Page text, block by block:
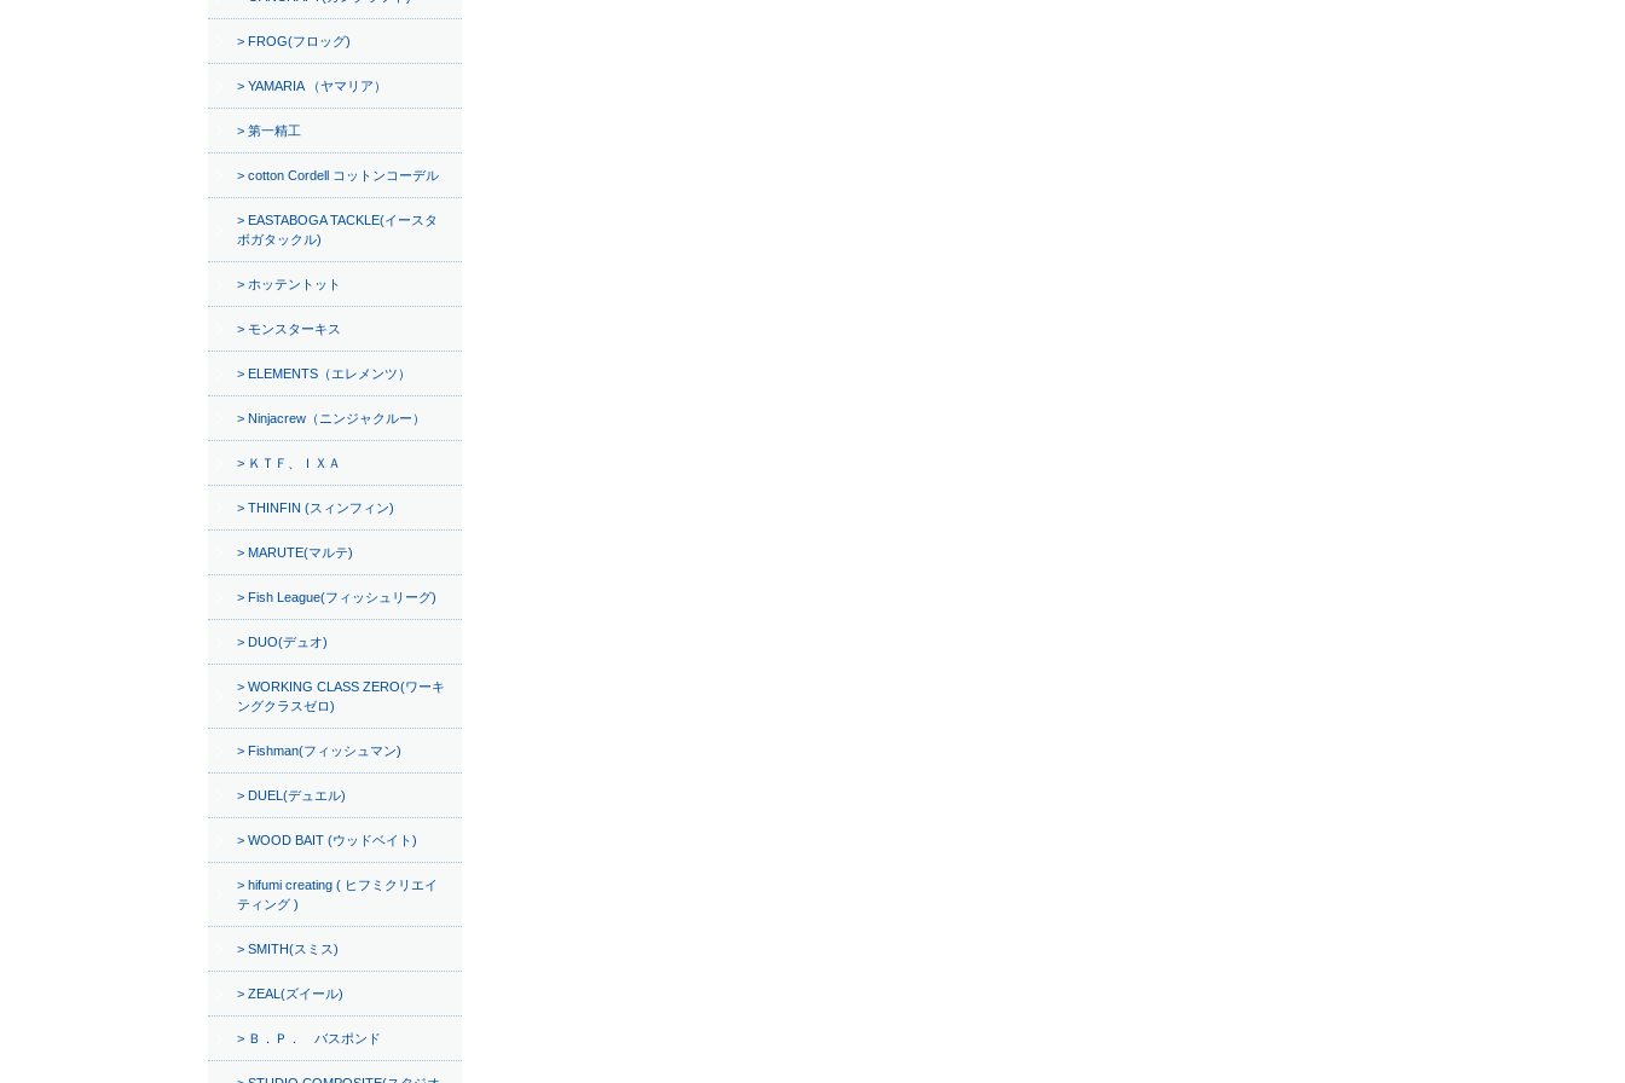
FROG(フロッグ)
YAMARIA （ヤマリア）
第一精工
cotton Cordell コットンコーデル
EASTABOGA TACKLE(イースタ
ボガタックル)
ホッテントット
モンスターキス
ELEMENTS（エレメンツ）
Ninjacrew（ニンジャクルー）
ＫＴＦ、ＩＸＡ
THINFIN (スィンフィン)
MARUTE(マルテ)
Fish League(フィッシュリーグ)
DUO(デュオ)
WORKING CLASS ZERO(ワーキ
ングクラスゼロ)
Fishman(フィッシュマン)
DUEL(デュエル)
WOOD BAIT (ウッドベイト)
hifumi creating ( ヒフミクリエイ
ティング )
SMITH(スミス)
ZEAL(ズイール)
Ｂ．Ｐ． バスポンド